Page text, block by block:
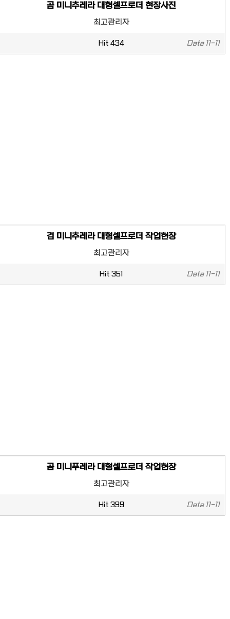
곰 미니추레라 대형셀프로더 현장사진
최고관리자
Hit 434 Date11-11
검 미니추레라 대형셀프로더 작업현장
최고관리자
Hit 351 Date11-11
곰 미니푸레라 대형셀프로더 작업현장
최고관리자
Hit 399 Date11-11